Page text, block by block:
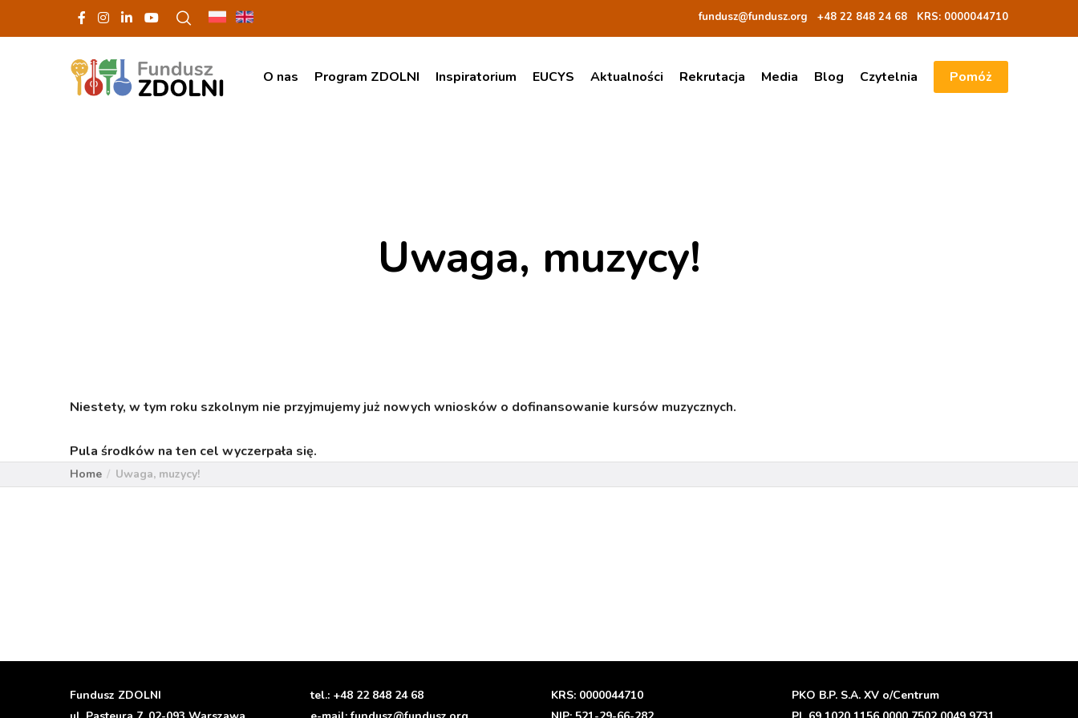
fundusz@fundusz.org +48 22 848 24 68 KRS: 0000044710
O nas Program ZDOLNI Inspiratorium EUCYS Aktualności Rekrutacja Media Blog Czytelnia Pomóż
Uwaga, muzycy!
Niestety, w tym roku szkolnym nie przyjmujemy już nowych wniosków o dofinansowanie kursów muzycznych.
Pula środków na ten cel wyczerpała się.
Home Uwaga, muzycy!
Fundusz ZDOLNI
tel.: +48 22 848 24 68
KRS: 0000044710
PKO B.P. S.A. XV o/Centrum